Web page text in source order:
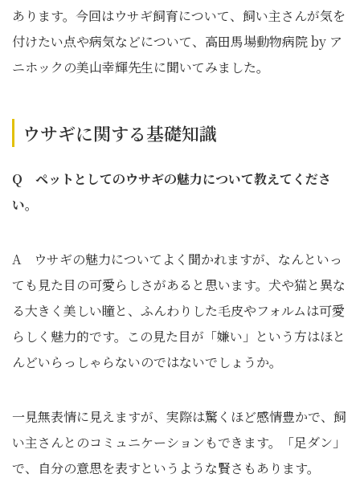
あります。今回はウサギ飼育について、飼い主さんが気を
付けたい点や病気などについて、高田馬場動物病院 by ア
ニホックの美山幸輝先生に聞いてみました。
ウサギに関する基礎知識
Q ペットとしてのウサギの魅力について教えてくださ
い。
A ウサギの魅力についてよく聞かれますが、なんといっ
ても見た目の可愛らしさがあると思います。犬や猫と異な
る大きく美しい瞳と、ふんわりした毛皮やフォルムは可愛
らしく魅力的です。この見た目が「嫌い」という方はほと
んどいらっしゃらないのではないでしょうか。
一見無表情に見えますが、実際は驚くほど感情豊かで、飼
い主さんとのコミュニケーションもできます。「足ダン」
で、自分の意思を表すというような賢さもあります。